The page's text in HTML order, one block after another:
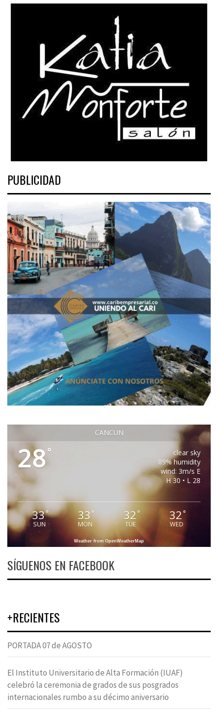
PUBLICIDAD
CANCUN
28°
clear sky
89% humidity
wind: 3m/s E
H 30 • L 28
33°
SUN
33°
MON
32°
TUE
32°
WED
Weather from OpenWeatherMap
SÍGUENOS EN FACEBOOK
+RECIENTES
PORTADA 07 de AGOSTO
El Instituto Universitario de Alta Formación (IUAF)
celebró la ceremonia de grados de sus posgrados
internacionales rumbo a su décimo aniversario